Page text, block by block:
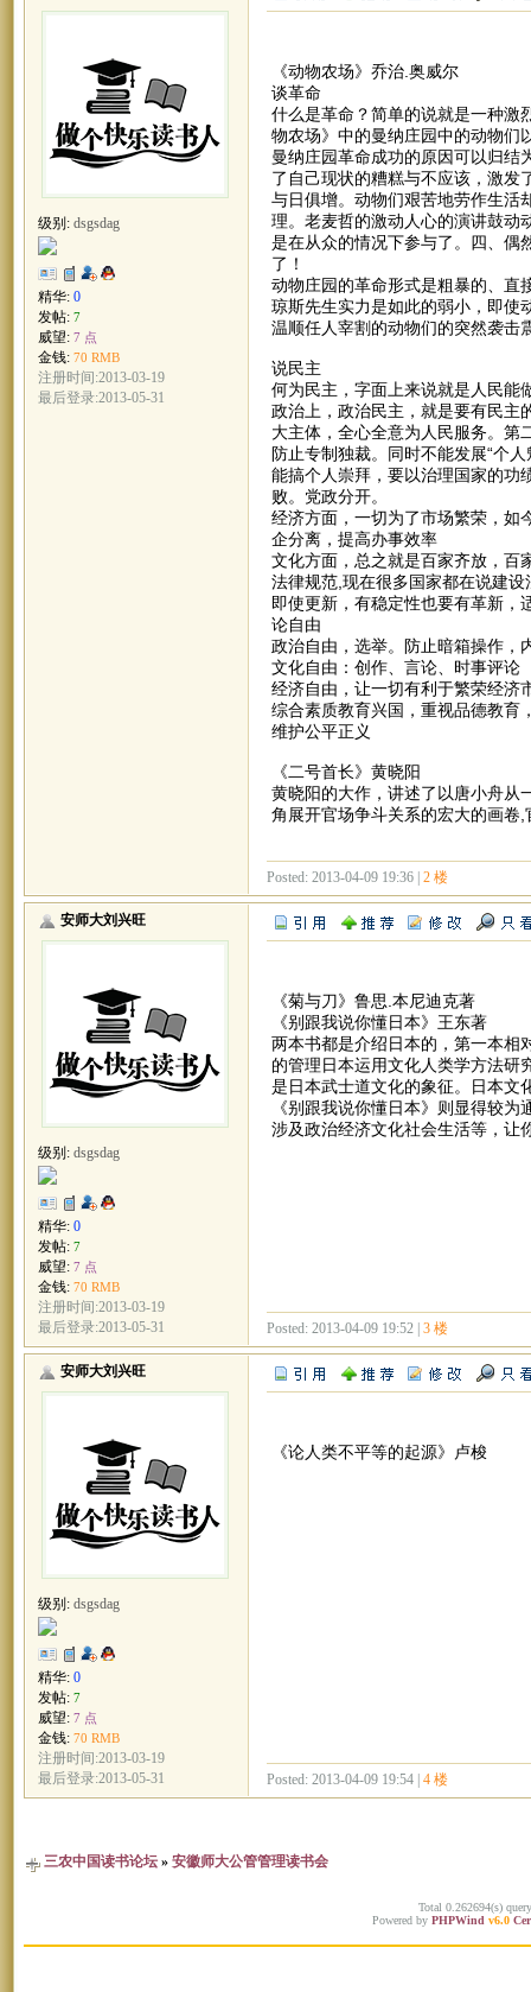
级别: dsgsdag
精华: 0
发帖: 7
威望: 7 点
金钱: 70 RMB
注册时间:2013-03-19
最后登录:2013-05-31
《动物农场》乔治.奥威尔
谈革命
什么是革命？简单的说就是一种激
物农场》中的曼纳庄园中的动物们
曼纳庄园革命成功的原因可以归结
了自己现状的糟糕与不应该，激发
与日俱增。动物们艰苦地劳作生活
理。老麦哲的激动人心的演讲鼓动
是在从众的情况下参与了。四、偶
了！
动物庄园的革命形式是粗暴的、直
琼斯先生实力是如此的弱小，即使
温顺任人宰割的动物们的突然袭击
说民主
何为民主，字面上来说就是人民能
政治上，政治民主，就是要有民主
大主体，全心全意为人民服务。第
防止专制独裁。同时不能发展“个
能搞个人崇拜，要以治理国家的功
败。党政分开。
经济方面，一切为了市场繁荣，如
企分离，提高办事效率
文化方面，总之就是百家齐放，百
法律规范,现在很多国家都在说建
即使更新，有稳定性也要有革新，
论自由
政治自由，选举。防止暗箱操作，
文化自由：创作、言论、时事评论
经济自由，让一切有利于繁荣经济
综合素质教育兴国，重视品德教育
维护公平正义
《二号首长》黄晓阳
黄晓阳的大作，讲述了以唐小舟从
角展开官场争斗关系的宏大的画卷
Posted: 2013-04-09 19:36 | 2 楼
安师大刘兴旺
级别: dsgsdag
精华: 0
发帖: 7
威望: 7 点
金钱: 70 RMB
注册时间:2013-03-19
最后登录:2013-05-31
《菊与刀》鲁思.本尼迪克著
《别跟我说你懂日本》王东著
两本书都是介绍日本的，第一本相
的管理日本运用文化人类学方法研
是日本武士道文化的象征。日本文
《别跟我说你懂日本》则显得较
涉及政治经济文化社会生活等，让
Posted: 2013-04-09 19:52 | 3 楼
安师大刘兴旺
级别: dsgsdag
精华: 0
发帖: 7
威望: 7 点
金钱: 70 RMB
注册时间:2013-03-19
最后登录:2013-05-31
《论人类不平等的起源》卢梭
Posted: 2013-04-09 19:54 | 4 楼
三农中国读书论坛 » 安徽师大公管管理读书会
Total 0.262694(s)
Powered by PHPWind v6.0